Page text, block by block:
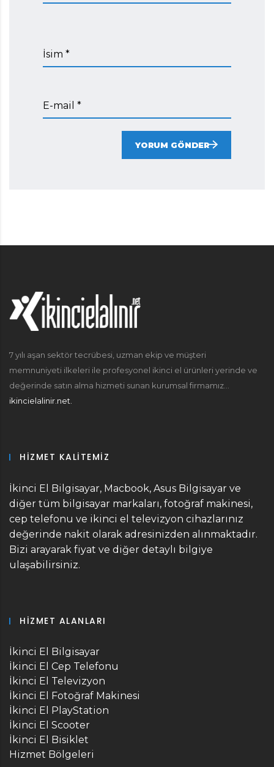
İsim *
E-mail *
YORUM GÖNDER
7 yılı aşan sektör tecrübesi, uzman ekip ve müşteri
memnuniyeti ilkeleri ile profesyonel ikinci el ürünleri yerinde ve
değerinde satın alma hizmeti sunan kurumsal firmamız...
ikincielalinir.net.
HIZMET KALITEMIZ
İkinci El Bilgisayar, Macbook, Asus Bilgisayar ve
diğer tüm bilgisayar markaları, fotoğraf makinesi,
cep telefonu ve ikinci el televizyon cihazlarınız
değerinde nakit olarak adresinizden alınmaktadır.
Bizi arayarak fiyat ve diğer detaylı bilgiye
ulaşabilirsiniz.
HIZMET ALANLARI
İkinci El Bilgisayar
İkinci El Cep Telefonu
İkinci El Televizyon
İkinci El Fotoğraf Makinesi
İkinci El PlayStation
İkinci El Scooter
İkinci El Bisiklet
Hizmet Bölgeleri